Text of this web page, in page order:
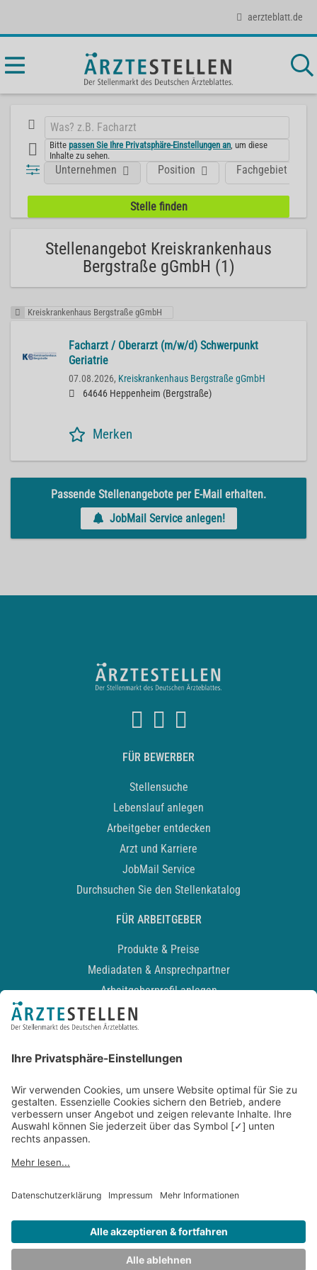
aerzteblatt.de
Bittepassen Sie Ihre Privatsphäre-Einstellungen an , um diese
Inhalte zu sehen.
Position Fachgebiet
Unternehmen
Stellenangebot Kreiskrankenhaus
Bergstraße gGmbH (1)
Kreiskrankenhaus Bergstraße gGmbH
Facharzt / Oberarzt (m/w/d) Schwerpunkt
Geriatrie
07.08.2026, Kreiskrankenhaus Bergstraße gGmbH
64646 Heppenheim (Bergstraße)
Merken
Passende Stellenangebote per E-Mail erhalten.
JobMail Service anlegen!
FÜR BEWERBER
Stellensuche
Lebenslauf anlegen
Arbeitgeber entdecken
Arzt und Karriere
JobMail Service
Durchsuchen Sie den Stellenkatalog
FÜR ARBEITGEBER
Produkte & Preise
Mediadaten & Ansprechpartner
Arbeitgeberprofil anlegen
Recruiting-Podcast
Kontakt
Datenschutz
Newsletter